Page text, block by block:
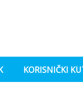
KORISNIČKI